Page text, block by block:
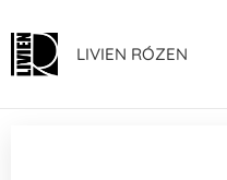
LIVIEN RÓZEN